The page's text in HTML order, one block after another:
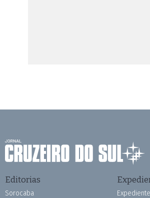
Editorias
Sorocaba
Expediente